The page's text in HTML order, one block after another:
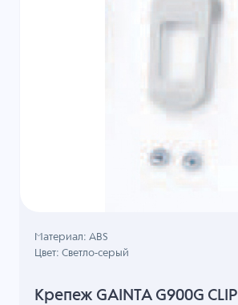
Крепеж GAINTA G900G CLIP
Материал: ABS
Цвет: Светло-серый